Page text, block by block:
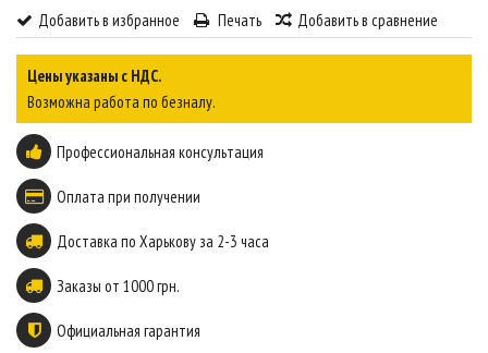
Добавить в избранное Печать Добавить в сравнение
Цены указаны с НДС.
Возможна работа по безналу.
Профессиональная консультация
Оплата при получении
Доставка по Харькову за 2-3 часа
Заказы от 1000 грн.
Официальная гарантия